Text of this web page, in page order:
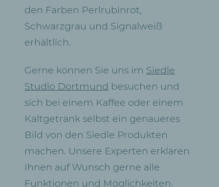
den Farben Perlrubinrot,
Schwarzgrau und Signalweiß
erhältlich.
Gerne können Sie uns im Siedle
Studio Dortmund besuchen und
sich bei einem Kaffee oder einem
Kaltgetränk selbst ein genaueres
Bild von den Siedle Produkten
machen. Unsere Experten erklären
Ihnen auf Wunsch gerne alle
Funktionen und Möglichkeiten.